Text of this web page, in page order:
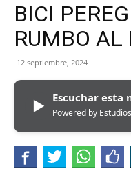
BICI
RUMBO AL
12 septiembre, 2024
▶ Escuchar esta
Powered by